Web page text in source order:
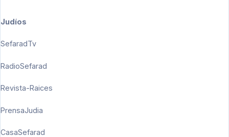
Judíos
SefaradTv
RadioSefarad
Revista-Raices
PrensaJudia
CasaSefarad